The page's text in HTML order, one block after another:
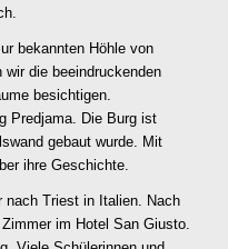
bekannten Höhle von
die beeindruckenden
besichtigen.
Predjama. Die Burg ist
gebaut wurde. Mit
ihre Geschichte.
nach Triest in Italien. Nach
im Hotel San Giusto.